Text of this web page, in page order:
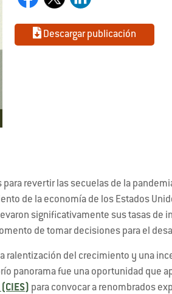
Descargar publicación
revertir las secuelas de la
de la economía de los Estados
significativamente sus tasas de
de tomar decisiones para el
ralentización del crecimiento y una
panorama fue una oportunidad que
para convocar a renombrados